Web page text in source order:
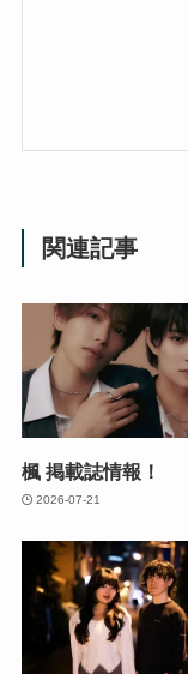
関連記事
楓 掲載誌情報！
2026-07-21